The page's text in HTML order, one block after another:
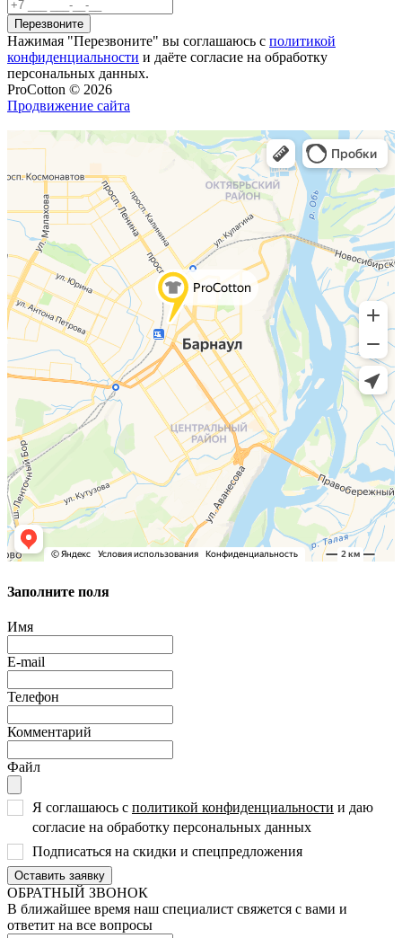
Перезвоните
Нажимая "Перезвоните" вы соглашаюсь с политикой
конфиденциальности и даёте согласие на обработку
персональных данных.
ProCotton © 2026
Продвижение сайта
Заполните поля
Имя
E-mail
Телефон
Комментарий
Файл
Я соглашаюсь с политикой конфиденциальности и даю
согласие на обработку персональных данных
Подписаться на скидки и спецпредложения
Оставить заявку
ОБРАТНЫЙ ЗВОНОК
В ближайшее время наш специалист свяжется с вами и
ответит на все вопросы